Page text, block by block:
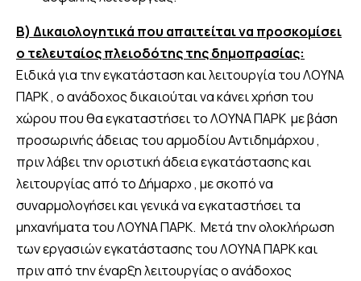
Β) Δικαιολογητικά που απαιτείται να προσκομίσει
ο τελευταίος πλειοδότης της δημοπρασίας:
Ειδικά για την εγκατάσταση και λειτουργία του ΛΟΥΝΑ
ΠΑΡΚ , ο ανάδοχος δικαιούται να κάνει χρήση του
χώρου που θα εγκαταστήσει το ΛΟΥΝΑ ΠΑΡΚ με βάση
προσωρινής άδειας του αρμοδίου Αντιδημάρχου ,
πριν λάβει την οριστική άδεια εγκατάστασης και
λειτουργίας από το Δήμαρχο , με σκοπό να
συναρμολογήσει και γενικά να εγκαταστήσει τα
μηχανήματα του ΛΟΥΝΑ ΠΑΡΚ. Μετά την ολοκλήρωση
των εργασιών εγκατάστασης του ΛΟΥΝΑ ΠΑΡΚ και
πριν από την έναρξη λειτουργίας ο ανάδοχος